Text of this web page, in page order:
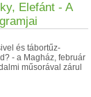
Elefánt - A
és tábortűz-
- a Magház, február
műsorával zárul